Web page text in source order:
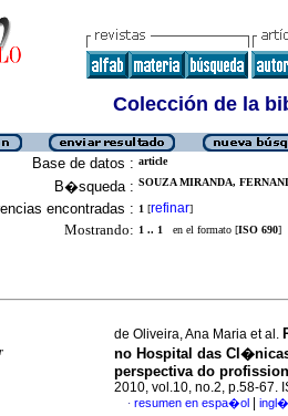
Colección de la
Base de datos : article
B�squeda : SOUZA MIRANDA,
encontradas : 1 [refinar]
Mostrando: 1 .. 1 en el formato [ISO 690]
de Oliveira, Ana Maria et al.
no Hospital das
perspectiva do
2010, vol.10, no.2, p.58-67.
· resumen en espa�ol